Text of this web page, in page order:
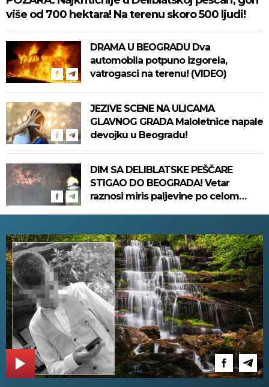
više od 700 hektara! Na terenu skoro 500 ljudi!
DRAMA U BEOGRADU Dva
automobila potpuno izgorela,
vatrogasci na terenu! (VIDEO)
JEZIVE SCENE NA ULICAMA
GLAVNOG GRADA Maloletnice napale
devojku u Beogradu!
DIM SA DELIBLATSKE PEŠČARE
STIGAO DO BEOGRADA! Vetar
raznosi miris paljevine po celom